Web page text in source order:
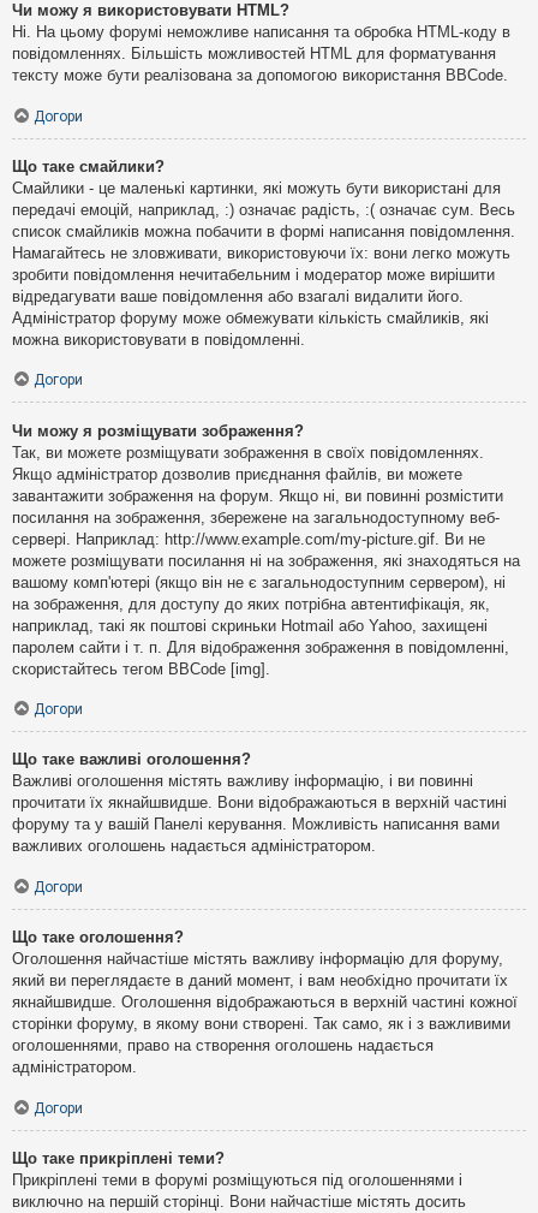
Чи можу я використовувати HTML?
Ні. На цьому форумі неможливе написання та обробка HTML-коду в
повідомленнях. Більшість можливостей HTML для форматування
тексту може бути реалізована за допомогою використання BBCode.
Догори
Що таке смайлики?
Смайлики - це маленькі картинки, які можуть бути використані для
передачі емоцій, наприклад, :) означає радість, :( означає сум. Весь
список смайликів можна побачити в формі написання повідомлення.
Намагайтесь не зловживати, використовуючи їх: вони легко можуть
зробити повідомлення нечитабельним і модератор може вирішити
відредагувати ваше повідомлення або взагалі видалити його.
Адміністратор форуму може обмежувати кількість смайликів, які
можна використовувати в повідомленні.
Догори
Чи можу я розміщувати зображення?
Так, ви можете розміщувати зображення в своїх повідомленнях.
Якщо адміністратор дозволив приєднання файлів, ви можете
завантажити зображення на форум. Якщо ні, ви повинні розмістити
посилання на зображення, збережене на загальнодоступному веб-
сервері. Наприклад: http://www.example.com/my-picture.gif. Ви не
можете розміщувати посилання ні на зображення, які знаходяться на
вашому комп'ютері (якщо він не є загальнодоступним сервером), ні
на зображення, для доступу до яких потрібна автентифікація, як,
наприклад, такі як поштові скриньки Hotmail або Yahoo, захищені
паролем сайти і т. п. Для відображення зображення в повідомленні,
скористайтесь тегом BBCode [img].
Догори
Що таке важливі оголошення?
Важливі оголошення містять важливу інформацію, і ви повинні
прочитати їх якнайшвидше. Вони відображаються в верхній частині
форуму та у вашій Панелі керування. Можливість написання вами
важливих оголошень надається адміністратором.
Догори
Що таке оголошення?
Оголошення найчастіше містять важливу інформацію для форуму,
який ви переглядаєте в даний момент, і вам необхідно прочитати їх
якнайшвидше. Оголошення відображаються в верхній частині кожної
сторінки форуму, в якому вони створені. Так само, як і з важливими
оголошеннями, право на створення оголошень надається
адміністратором.
Догори
Що таке прикріплені теми?
Прикріплені теми в форумі розміщуються під оголошеннями і
виключно на першій сторінці. Вони найчастіше містять досить